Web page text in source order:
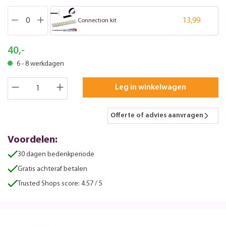
Connection kit 13,99
40,-
6 - 8 werkdagen
Leg in winkelwagen
Offerte of advies aanvragen
Voordelen:
30 dagen bedenkperiode
Gratis achteraf betalen
Trusted Shops score: 4.57 / 5